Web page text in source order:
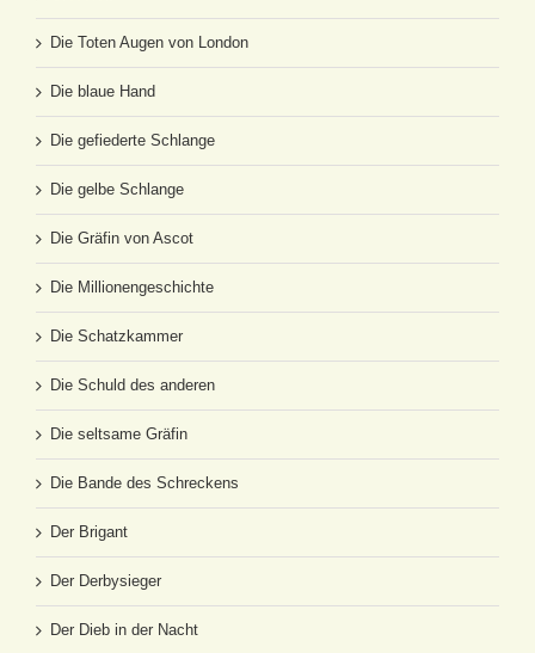
Die Toten Augen von London
Die blaue Hand
Die gefiederte Schlange
Die gelbe Schlange
Die Gräfin von Ascot
Die Millionengeschichte
Die Schatzkammer
Die Schuld des anderen
Die seltsame Gräfin
Die Bande des Schreckens
Der Brigant
Der Derbysieger
Der Dieb in der Nacht